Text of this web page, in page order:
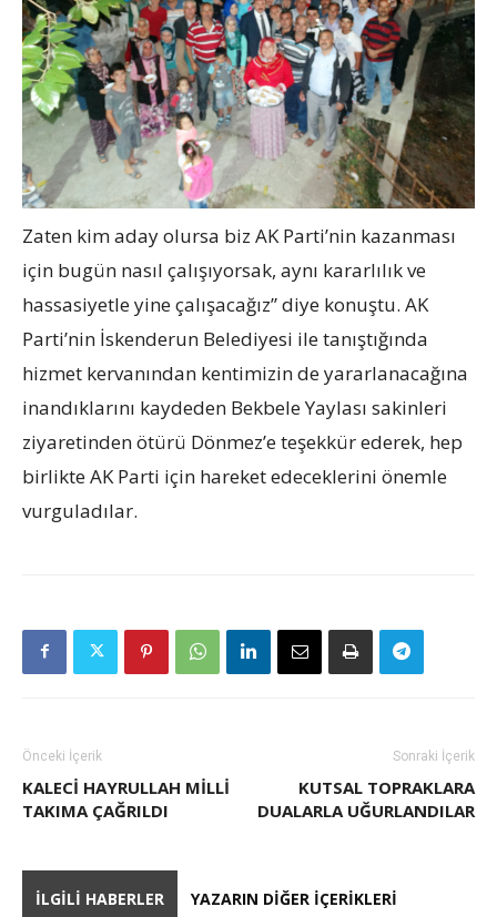
Zaten kim aday olursa biz AK Parti’nin kazanması
için bugün nasıl çalışıyorsak, aynı kararlılık ve
hassasiyetle yine çalışacağız” diye konuştu. AK
Parti’nin İskenderun Belediyesi ile tanıştığında
hizmet kervanından kentimizin de yararlanacağına
inandıklarını kaydeden Bekbele Yaylası sakinleri
ziyaretinden ötürü Dönmez’e teşekkür ederek, hep
birlikte AK Parti için hareket edeceklerini önemle
vurguladılar.
Önceki İçerik
KALECI HAYRULLAH MILLI
TAKIMA ÇAĞRILDI
Sonraki İçerik
KUTSAL TOPRAKLARA
DUALARLA UĞURLANDILAR
İLGILI HABERLER YAZARIN DIĞER İÇERIKLERI